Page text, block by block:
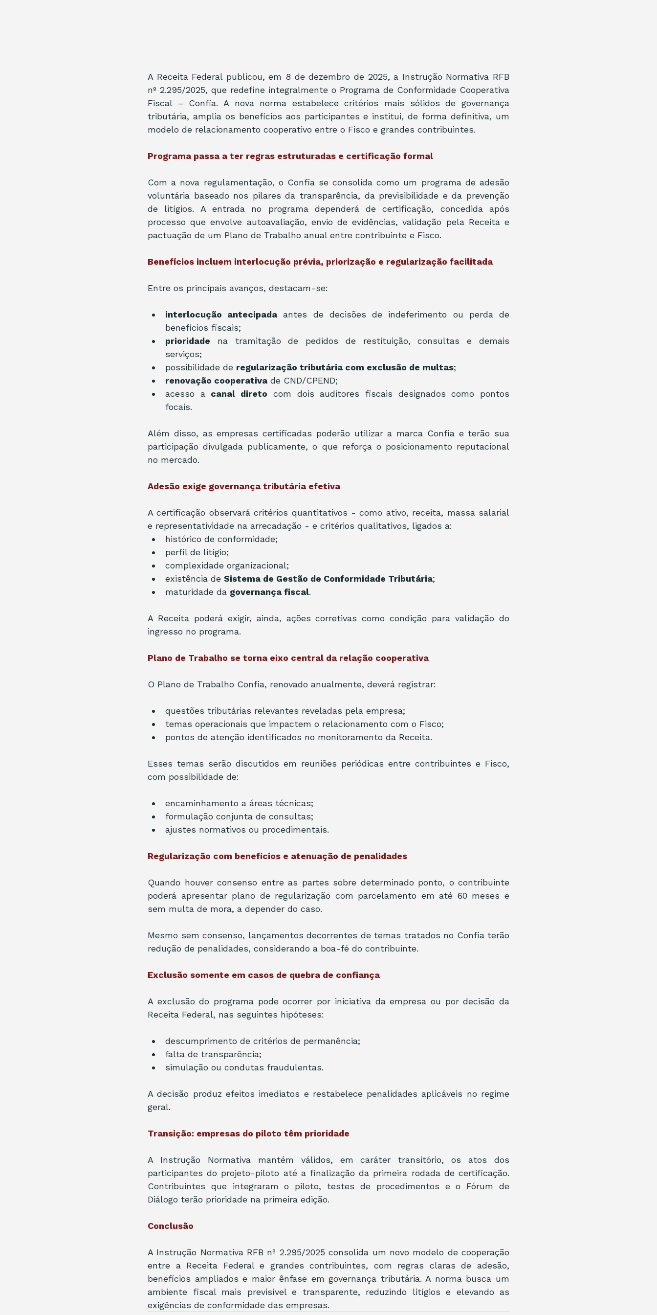
A Receita Federal publicou, em 8 de dezembro de 2025, a Instrução Normativa RFB
nº 2.295/2025, que redefine integralmente o Programa de Conformidade Cooperativa
Fiscal – Confia. A nova norma estabelece critérios mais sólidos de governança
tributária, amplia os benefícios aos participantes e institui, de forma definitiva, um
modelo de relacionamento cooperativo entre o Fisco e grandes contribuintes.
Programa passa a ter regras estruturadas e certificação formal
Com a nova regulamentação, o Confia se consolida como um programa de adesão
voluntária baseado nos pilares da transparência, da previsibilidade e da prevenção
de litígios. A entrada no programa dependerá de certificação, concedida após
processo que envolve autoavaliação, envio de evidências, validação pela Receita e
pactuação de um Plano de Trabalho anual entre contribuinte e Fisco.
Benefícios incluem interlocução prévia, priorização e regularização facilitada
Entre os principais avanços, destacam-se:
interlocução antecipada antes de decisões de indeferimento ou perda de
benefícios fiscais;
prioridade na tramitação de pedidos de restituição, consultas e demais
serviços;
possibilidade de regularização tributária com exclusão de multas;
renovação cooperativa de CND/CPEND;
acesso a canal direto com dois auditores fiscais designados como pontos
focais.
Além disso, as empresas certificadas poderão utilizar a marca Confia e terão sua
participação divulgada publicamente, o que reforça o posicionamento reputacional
no mercado.
Adesão exige governança tributária efetiva
A certificação observará critérios quantitativos - como ativo, receita, massa salarial
e representatividade na arrecadação - e critérios qualitativos, ligados a:
histórico de conformidade;
perfil de litígio;
complexidade organizacional;
existência de Sistema de Gestão de Conformidade Tributária;
maturidade da governança fiscal.
A Receita poderá exigir, ainda, ações corretivas como condição para validação do
ingresso no programa.
Plano de Trabalho se torna eixo central da relação cooperativa
O Plano de Trabalho Confia, renovado anualmente, deverá registrar:
questões tributárias relevantes reveladas pela empresa;
temas operacionais que impactem o relacionamento com o Fisco;
pontos de atenção identificados no monitoramento da Receita.
Esses temas serão discutidos em reuniões periódicas entre contribuintes e Fisco,
com possibilidade de:
encaminhamento a áreas técnicas;
formulação conjunta de consultas;
ajustes normativos ou procedimentais.
Regularização com benefícios e atenuação de penalidades
Quando houver consenso entre as partes sobre determinado ponto, o contribuinte
poderá apresentar plano de regularização com parcelamento em até 60 meses e
sem multa de mora, a depender do caso.
Mesmo sem consenso, lançamentos decorrentes de temas tratados no Confia terão
redução de penalidades, considerando a boa-fé do contribuinte.
Exclusão somente em casos de quebra de confiança
A exclusão do programa pode ocorrer por iniciativa da empresa ou por decisão da
Receita Federal, nas seguintes hipóteses:
descumprimento de critérios de permanência;
falta de transparência;
simulação ou condutas fraudulentas.
A decisão produz efeitos imediatos e restabelece penalidades aplicáveis no regime
geral.
Transição: empresas do piloto têm prioridade
A Instrução Normativa mantém válidos, em caráter transitório, os atos dos
participantes do projeto-piloto até a finalização da primeira rodada de certificação.
Contribuintes que integraram o piloto, testes de procedimentos e o Fórum de
Diálogo terão prioridade na primeira edição.
Conclusão
A Instrução Normativa RFB nº 2.295/2025 consolida um novo modelo de cooperação
entre a Receita Federal e grandes contribuintes, com regras claras de adesão,
benefícios ampliados e maior ênfase em governança tributária. A norma busca um
ambiente fiscal mais previsível e transparente, reduzindo litígios e elevando as
exigências de conformidade das empresas.